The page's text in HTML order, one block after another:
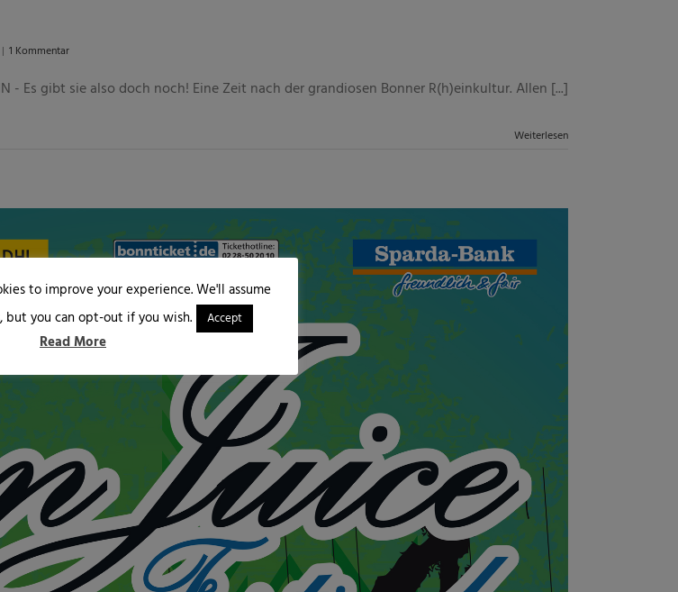
| 1 Kommentar
- Es gibt sie also doch noch! Eine Zeit nach der grandiosen Bonner R(h)einkultur. Allen [...]
Weiterlesen
to improve your experience. We'll assume
but you can opt-out if you wish.
Accept
Read More